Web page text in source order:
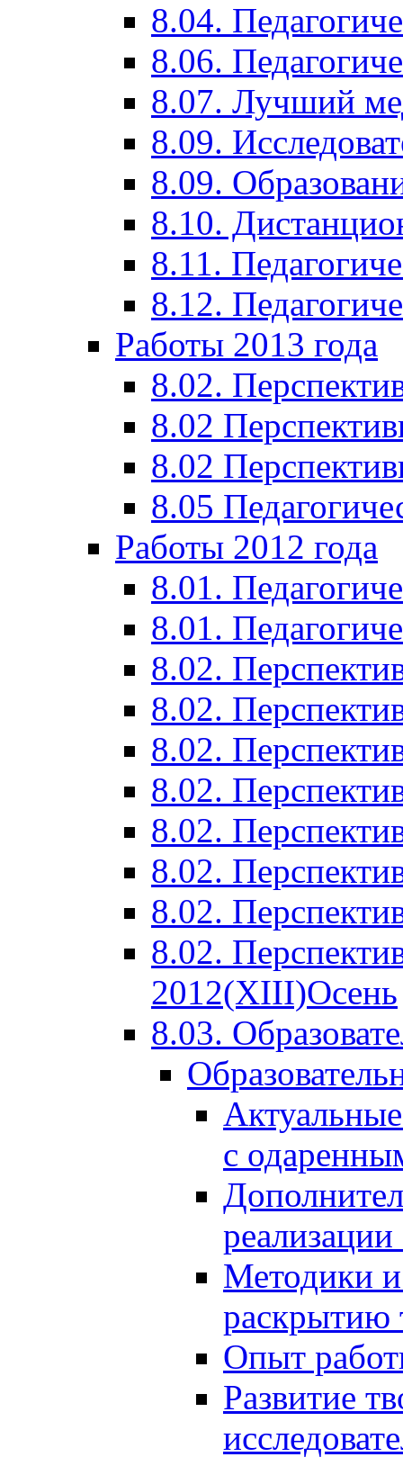
8.04.
8.06.
8.07. Лучший
8.09.
8.09.
8.10.
8.11.
8.12.
Работы 2013 года
8.02.
8.02
8.02
8.05
Работы 2012 года
8.01.
8.01.
8.02.
8.02.
8.02.
8.02.
8.02.
8.02.
8.02.
8.02.
2012(XIII)Осень
8.03.
с
Методики
раскрытию
Опыт
Развитие